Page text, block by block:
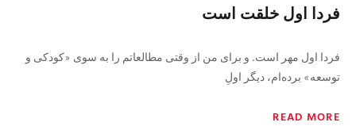
فردا اول خلقت است
فردا اول مهر است. و برای من از وقتی مطالعاتم را به سوی «کودکی و
توسعه» برده‌ام، دیگر اولِ
READ MORE